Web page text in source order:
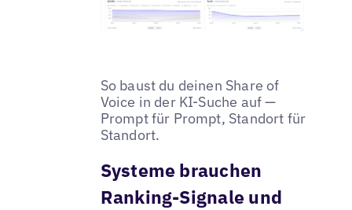
So baust du deinen Share of
Voice in der KI-Suche auf —
Prompt für Prompt, Standort für
Standort.
Systeme brauchen
Ranking-Signale und